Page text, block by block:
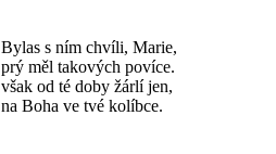
Bylas s ním chvíli, Marie,
prý měl takových povíce.
však od té doby žárlí jen,
na Boha ve tvé kolíbce.